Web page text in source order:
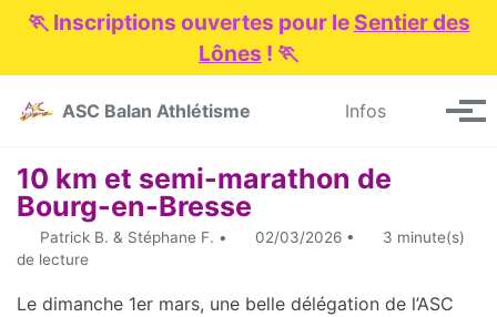
🏃 Inscriptions ouvertes pour le Sentier des
Lônes ! 🏃
ASC Balan Athlétisme
Infos Toggle
10 km et semi-marathon de
Bourg-en-Bresse
Patrick B. & Stéphane F. 02/03/2026
3 minute(s)
de lecture
Le dimanche 1er mars, une belle délégation de l’ASC